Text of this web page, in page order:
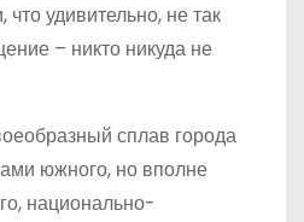
что удивительно, не так
– никто никуда не
сплав города
южного, но вполне
национально-